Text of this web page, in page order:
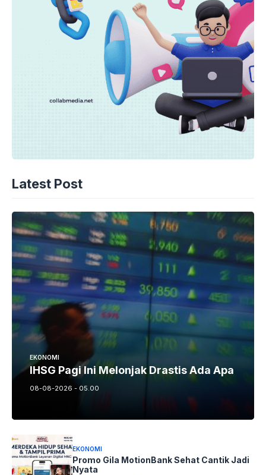
Latest Post
EKONOMI
IHSG Pagi Ini Melonjak Drastis Ada Apa
08-08-2026 - 05.00
EKONOMI
Promo Gila MotionBank Sehat Cantik Jadi
Nyata